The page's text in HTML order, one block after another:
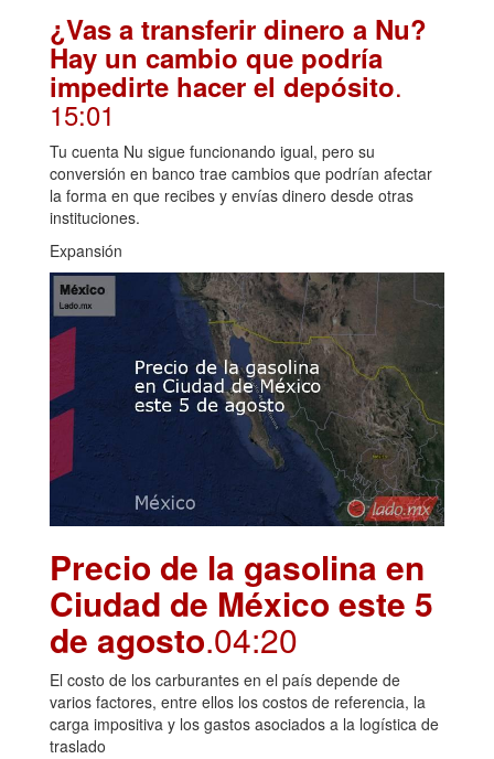
¿Vas a transferir dinero a Nu?
Hay un cambio que podría
impedirte hacer el depósito.
15:01
Tu cuenta Nu sigue funcionando igual, pero su
conversión en banco trae cambios que podrían afectar
la forma en que recibes y envías dinero desde otras
instituciones.
Expansión
Precio de la gasolina en
Ciudad de México este 5
de agosto.04:20
El costo de los carburantes en el país depende de
varios factores, entre ellos los costos de referencia, la
carga impositiva y los gastos asociados a la logística de
traslado